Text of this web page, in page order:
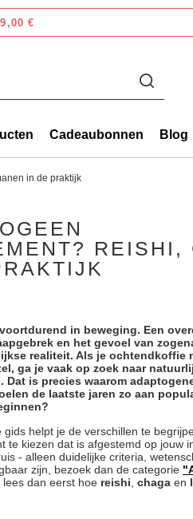
€
Cadeaubonnen Blog
in de praktijk
REISHI,
in beweging. Een
en het gevoel van
realiteit. Als je ochtendkoffie
ga je vaak op zoek naar
Dat is precies waarom
de laatste jaren zo aan
gids helpt je de verschillen te
te kiezen dat is afgestemd op jouw
- alleen duidelijke criteria,
zijn, bezoek dan de categorie
dan eerst hoe reishi chaga en